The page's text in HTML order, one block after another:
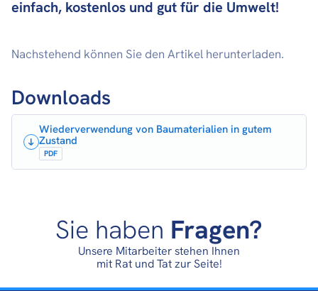
einfach, kostenlos und gut für die Umwelt!
Nachstehend können Sie den Artikel herunterladen.
Downloads
Wiederverwendung von Baumaterialien in gutem
Zustand
PDF
Sie haben Fragen?
Unsere Mitarbeiter stehen Ihnen
mit Rat und Tat zur Seite!